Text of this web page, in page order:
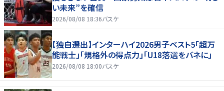
い未来”を確信
2026/08/08 18:36バスケ
【独自選出】インターハイ2026男子ベスト5「超万
能戦士」「規格外の得点力」「U18落選をバネに」
2026/08/08 18:00バスケ